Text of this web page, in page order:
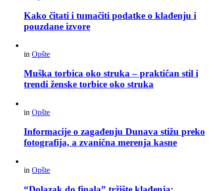
Kako čitati i tumačiti podatke o klađenju i
pouzdane izvore
in Opšte
Muška torbica oko struka – praktičan stil i
trendi ženske torbice oko struka
in Opšte
Informacije o zagađenju Dunava stižu preko
fotografija, a zvanična merenja kasne
in Opšte